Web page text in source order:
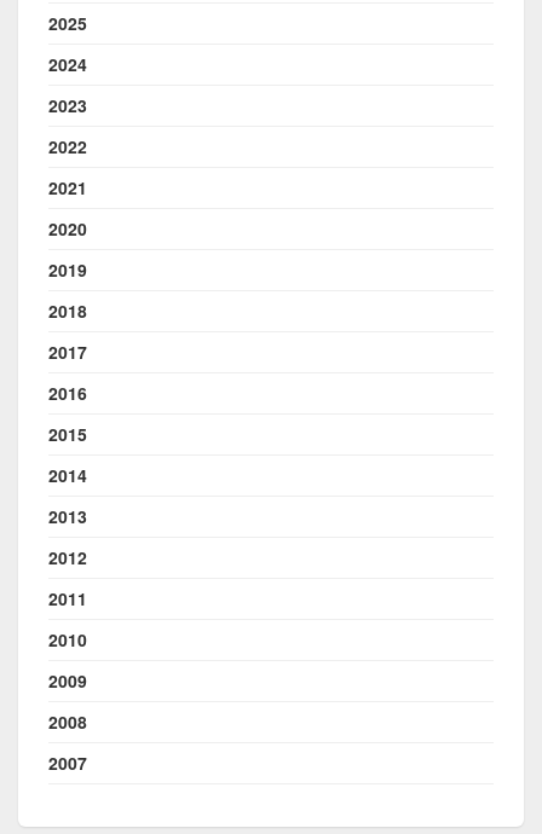
2025
2024
2023
2022
2021
2020
2019
2018
2017
2016
2015
2014
2013
2012
2011
2010
2009
2008
2007